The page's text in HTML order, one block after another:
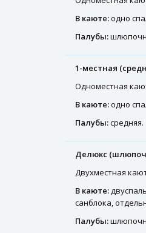
В каюте:одно
Палубы:
1-местная
Одноместная
В каюте:одно
Палубы:средняя.
Делюкс
Двухместная
В каюте:
санблока,
Палубы: